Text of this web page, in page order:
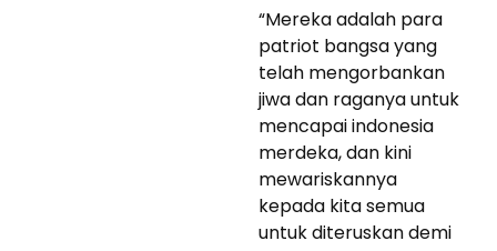
“Mereka adalah para
patriot bangsa yang
telah mengorbankan
jiwa dan raganya untuk
mencapai indonesia
merdeka, dan kini
mewariskannya
kepada kita semua
untuk diteruskan demi